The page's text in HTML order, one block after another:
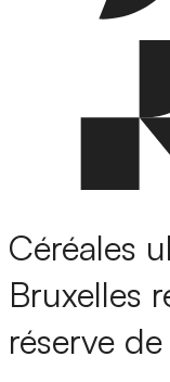
Céréales
Bruxelles
réserve